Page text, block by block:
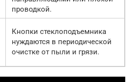
проводкой.
Кнопки стеклоподъемника
нуждаются в периодической
очистке от пыли и грязи.